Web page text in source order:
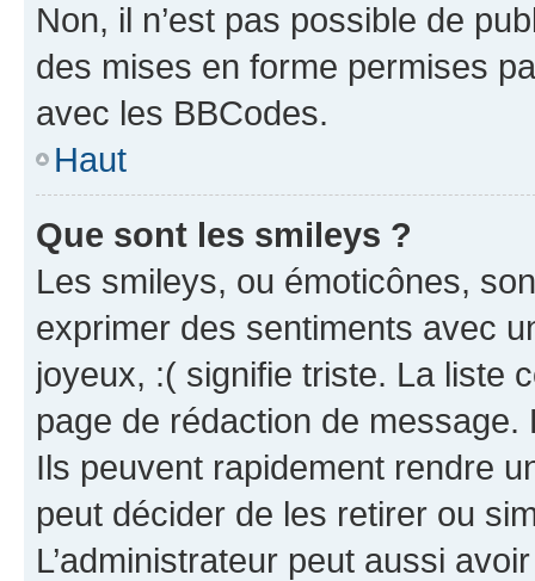
Non, il n’est pas possible de
des mises en forme permises
avec les BBCodes.
Haut
Que sont les smileys ?
Les smileys, ou émoticônes,
exprimer des sentiments avec
joyeux, :( signifie triste. La liste
page de rédaction de
Ils peuvent rapidement rendre
peut décider de les retirer ou
L’administrateur peut aussi